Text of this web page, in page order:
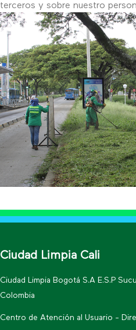
terceros y sobre nuestro
Ciudad Limpia Cali
Ciudad Limpia Bogotá S.A E.S.P
Colombia
Centro de Atención al Usuario -